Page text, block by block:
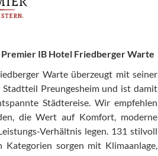
IB Hotel Friedberger Warte
Warte überzeugt mit seiner
Preungesheim und ist damit
Städtereise. Wir empfehlen
die Wert auf Komfort, moderne
Verhältnis legen. 131 stilvoll
Kategorien sorgen mit Klimaanlage,